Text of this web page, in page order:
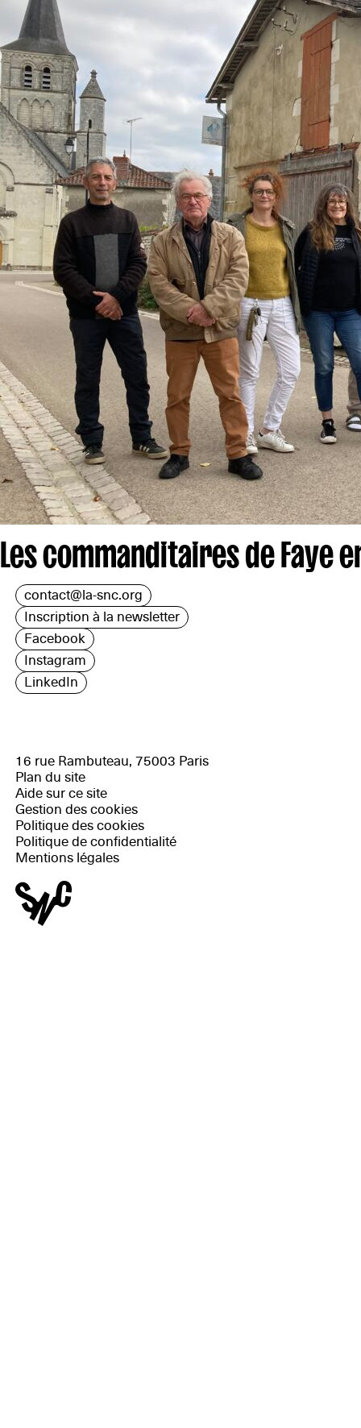
Les commanditaires de Faye
contact@la-snc.org
Inscription à la newsletter
Facebook
Instagram
LinkedIn
16 rue Rambuteau, 75003 Paris
Plan du site
Aide sur ce site
Gestion des cookies
Politique des cookies
Politique de confidentialité
Mentions légales